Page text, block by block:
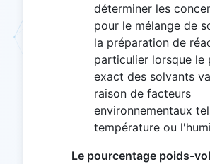
déterminer les
pour le mélange de
la préparation de
particulier lorsque le
exact des solvants
raison de facteurs
environnementaux
température ou
Le pourcentage poids-